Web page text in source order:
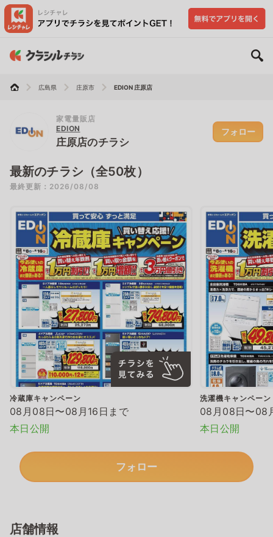
広島県 庄原市 EDION 庄原店
家電量販店
EDION
庄原店のチラシ
フォロー
最新のチラシ（全50枚）
最終更新：2026/08/08
冷蔵庫キャンペーン
08月08日〜08月16日まで
本日公開
洗濯機キャンペーン
08月08日〜08
本日公開
フォロー
店舗情報